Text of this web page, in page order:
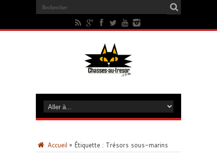
Accueil » Étiquette : Trésors sous-marins